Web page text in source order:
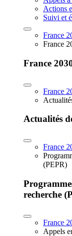
Actions
Suivi et
France
France
France
France
Actualités
France
(PEPR)
recherche
France
Appels